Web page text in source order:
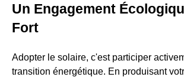
Un Engagement
Fort
Adopter le solaire, c'est participer
transition énergétique. En produisant